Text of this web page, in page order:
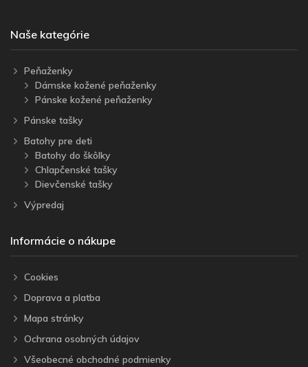
Naše kategórie
Peňaženky
Dámske kožené peňaženky
Pánske kožené peňaženky
Pánske tašky
Batohy pre deti
Batohy do škôlky
Chlapčenské tašky
Dievčenské tašky
Výpredaj
Informácie o nákupe
Cookies
Doprava a platba
Mapa stránky
Ochrana osobných údajov
Všeobecné obchodné podmienky